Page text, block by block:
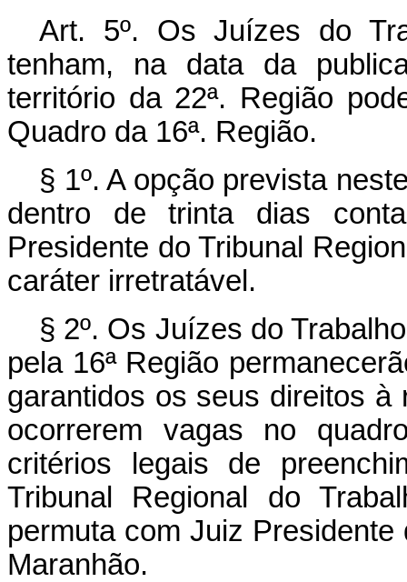
Art. 5º. Os Juízes do
tenham, na data da
território da 22ª. Região
Quadro da 16ª. Região.
§ 1º. A opção prevista
dentro de trinta dias
Presidente do Tribunal
caráter irretratável.
§ 2º. Os Juízes do
pela 16ª Região
garantidos os seus direitos à
ocorrerem vagas no
critérios legais de
Tribunal Regional do
permuta com Juiz
Maranhão.